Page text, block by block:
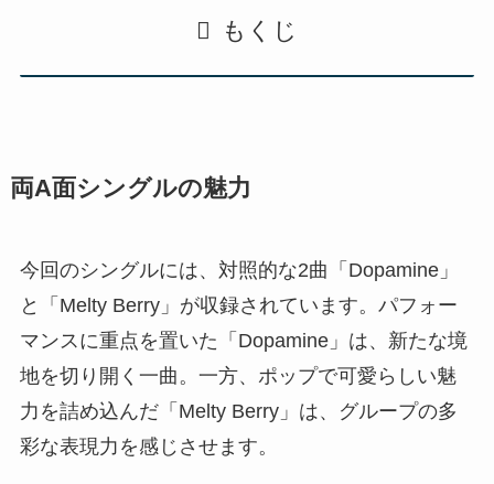
もくじ
両A面シングルの魅力
今回のシングルには、対照的な2曲「Dopamine」
と「Melty Berry」が収録されています。パフォー
マンスに重点を置いた「Dopamine」は、新たな境
地を切り開く一曲。一方、ポップで可愛らしい魅
力を詰め込んだ「Melty Berry」は、グループの多
彩な表現力を感じさせます。